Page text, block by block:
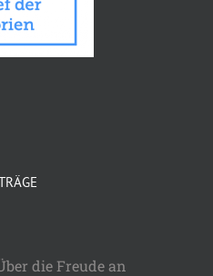
die Freude an